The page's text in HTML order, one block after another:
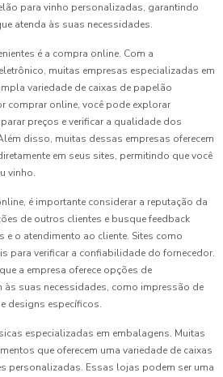
para vinho personalizadas, garantindo
atenda às suas necessidades.
é a compra online. Com a
muitas empresas especializadas em
variedade de caixas de papelão
comprar online, você pode explorar
preços e verificar a qualidade dos
disso, muitas dessas empresas oferecem
em seus sites, permitindo que você
vinho.
é importante considerar a reputação da
de outros clientes e busque feedback
e o atendimento ao cliente. Sites como
para verificar a confiabilidade do fornecedor.
a empresa oferece opções de
às suas necessidades, como impressão de
designs específicos.
especializadas em embalagens. Muitas
que oferecem uma variedade de caixas
personalizadas. Essas lojas podem ser uma